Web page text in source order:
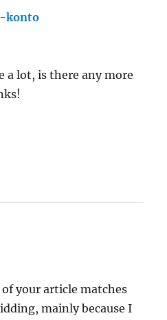
konto
a lot, is there any more
your article matches
mainly because I